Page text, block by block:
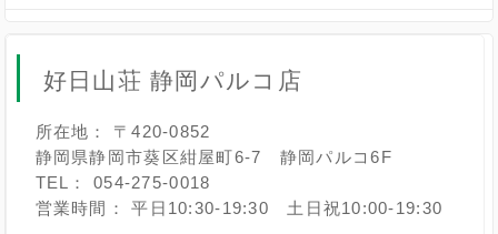
好日山荘 静岡パルコ店
所在地： 〒420-0852
静岡県静岡市葵区紺屋町6-7 静岡パルコ6F
TEL： 054-275-0018
営業時間： 平日10:30-19:30 土日祝10:00-19:30